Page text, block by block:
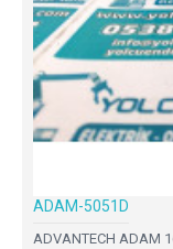
ADAM-5051D
ADVANTECH ADAM